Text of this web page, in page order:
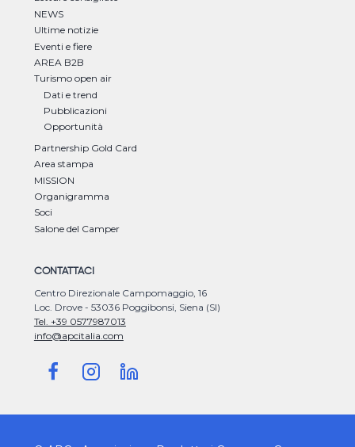
NEWS
Ultime notizie
Eventi e fiere
AREA B2B
Turismo open air
Dati e trend
Pubblicazioni
Opportunità
Partnership Gold Card
Area stampa
MISSION
Organigramma
Soci
Salone del Camper
CONTATTACI
Centro Direzionale Campomaggio, 16
Loc. Drove - 53036 Poggibonsi, Siena (SI)
Tel. +39 0577987013
info@apcitalia.com